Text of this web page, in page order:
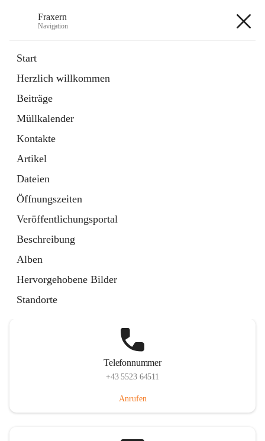
Fraxern
Navigation
Start
Herzlich willkommen
Beiträge
Müllkalender
Kontakte
Artikel
Dateien
Öffnungszeiten
Veröffentlichungsportal
Beschreibung
Alben
Hervorgehobene Bilder
Standorte
Ordner
in
Tab
Formulare
Artikel
öffnet
in
neuem
Tab
Telefonnummer
+43 5523 64511
Anrufen